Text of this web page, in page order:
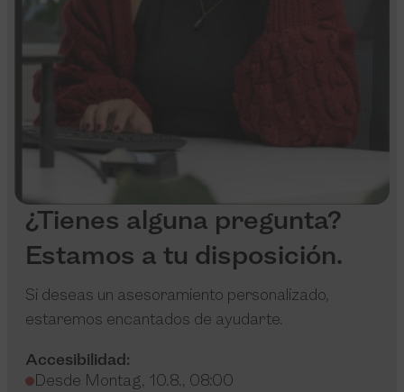
¿Tienes alguna pregunta?
Estamos a tu disposición.
Si deseas un asesoramiento personalizado,
estaremos encantados de ayudarte.
Accesibilidad:
Desde Montag, 10.8., 08:00